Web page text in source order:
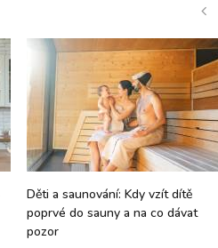
Děti a saunování: Kdy vzít dítě
poprvé do sauny a na co dávat
pozor